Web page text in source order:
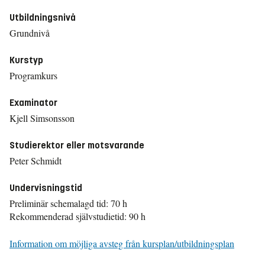
Utbildningsnivå
Grundnivå
Kurstyp
Programkurs
Examinator
Kjell Simsonsson
Studierektor eller motsvarande
Peter Schmidt
Undervisningstid
Preliminär schemalagd tid: 70 h
Rekommenderad självstudietid: 90 h
Information om möjliga avsteg från kursplan/utbildningsplan